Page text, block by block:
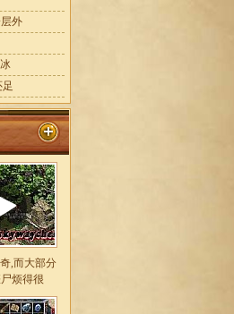
外
,而大部分
烦得很